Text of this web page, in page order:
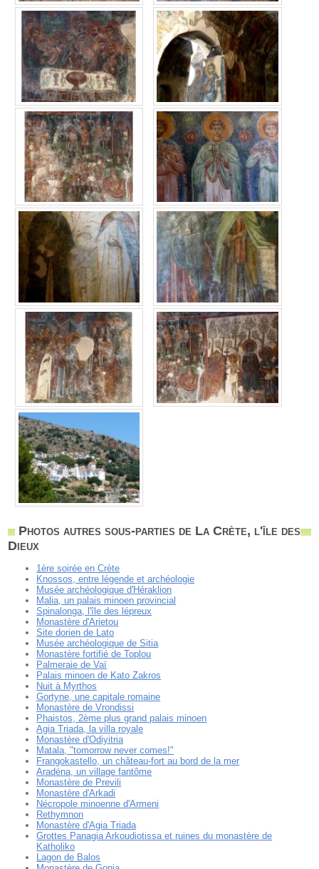
Photos autres sous-parties de La Crète, l'île des
Dieux
1ère soirée en Crète
Knossos, entre légende et archéologie
Musée archéologique d'Héraklion
Malia, un palais minoen provincial
Spinalonga, l'île des lépreux
Monastère d'Arietou
Site dorien de Lato
Musée archéologique de Sitia
Monastère fortifié de Toplou
Palmeraie de Vaï
Palais minoen de Kato Zakros
Nuit à Myrthos
Gortyne, une capitale romaine
Monastère de Vrondissi
Phaistos, 2ème plus grand palais minoen
Agia Triada, la villa royale
Monastère d'Odiyitria
Matala, "tomorrow never comes!"
Frangokastello, un château-fort au bord de la mer
Aradéna, un village fantôme
Monastère de Previli
Monastère d'Arkadi
Nécropole minoenne d'Armeni
Rethymnon
Monastère d'Agia Triada
Grottes Panagia Arkoudiotissa et ruines du monastère de
Katholiko
Lagon de Balos